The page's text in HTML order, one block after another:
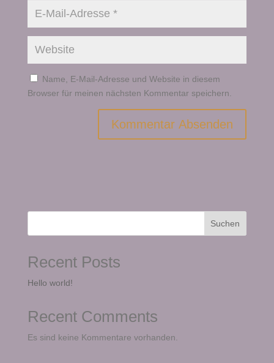
Name, E-Mail-Adresse und Website in diesem
Browser für meinen nächsten Kommentar speichern.
Suchen
Recent Posts
Hello world!
Recent Comments
Es sind keine Kommentare vorhanden.